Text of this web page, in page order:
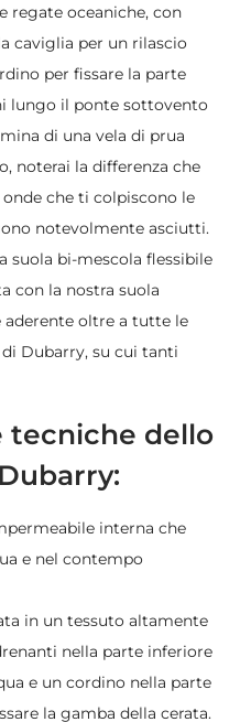
regate oceaniche, con
caviglia per un rilascio
per fissare la parte
lungo il ponte sottovento
di una vela di prua
noterai la differenza che
che ti colpiscono le
notevolmente asciutti.
suola bi-mescola flessibile
con la nostra suola
oltre a tutte le
Dubarry, su cui tanti
tecniche dello
interna che
e nel contempo
in un tessuto altamente
nella parte inferiore
e un cordino nella parte
la gamba della cerata.